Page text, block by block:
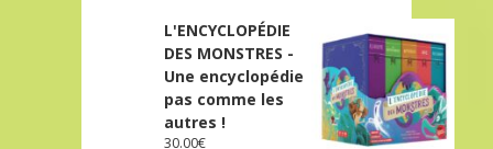
L'ENCYCLOPÉDIE
DES MONSTRES -
Une encyclopédie
pas comme les
autres !
30.00€